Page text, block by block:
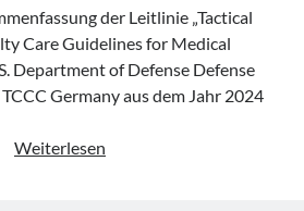
der Leitlinie „Tactical
Care Guidelines for Medical
Department of Defense Defense
Germany aus dem Jahr 2024
Weiterlesen